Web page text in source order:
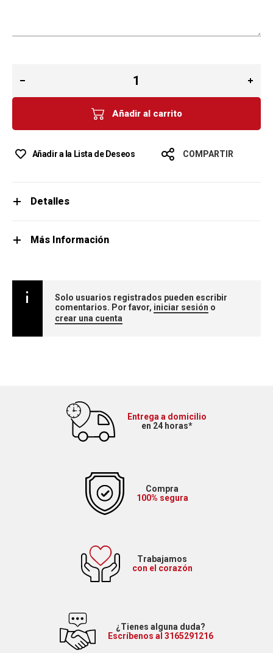
Añadir al carrito
Añadir a la Lista de Deseos COMPARTIR
Detalles
Más Información
Solo usuarios registrados pueden escribir
comentarios. Por favor, iniciar sesión o
crear una cuenta
Entrega a domicilio
en 24 horas*
Compra
100% segura
Trabajamos
con el corazón
¿Tienes alguna duda?
Escríbenos al 3165291216